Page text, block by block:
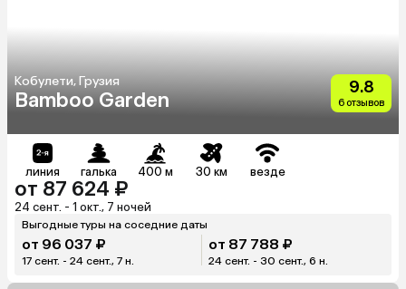
Кобулети, Грузия
Bamboo Garden
9.8
6 отзывов
линия галька 400 м 30 км везде
от 87 624 ₽
24 сент. - 1 окт., 7 ночей
Выгодные туры на соседние даты
от 96 037 ₽
17 сент. - 24 сент., 7 н.
от 87 788 ₽
24 сент. - 30 сент., 6 н.